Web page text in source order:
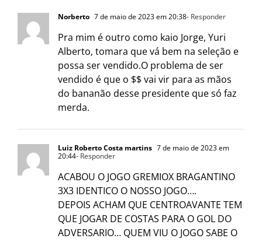
Norberto 7 de maio de 2023 em 20:38- Responder
Pra mim é outro como kaio Jorge, Yuri
Alberto, tomara que vá bem na seleção e
possa ser vendido.O problema de ser
vendido é que o $$ vai vir para as mãos
do bananão desse presidente que só faz
merda.
Luiz Roberto Costa martins 7 de maio de 2023 em
20:44- Responder
ACABOU O JOGO GREMIOX BRAGANTINO
3X3 IDENTICO O NOSSO JOGO….
DEPOIS ACHAM QUE CENTROAVANTE TEM
QUE JOGAR DE COSTAS PARA O GOL DO
ADVERSARIO… QUEM VIU O JOGO SABE O